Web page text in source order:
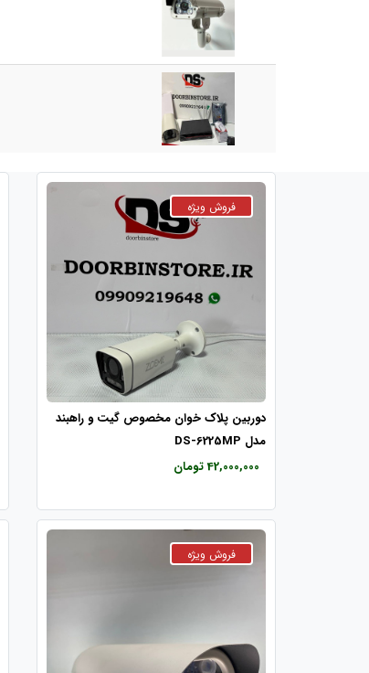
دوربین پلاک خوان مخصوص گیت و راهبند
مدل DS-6225MP
42,000,000 تومان